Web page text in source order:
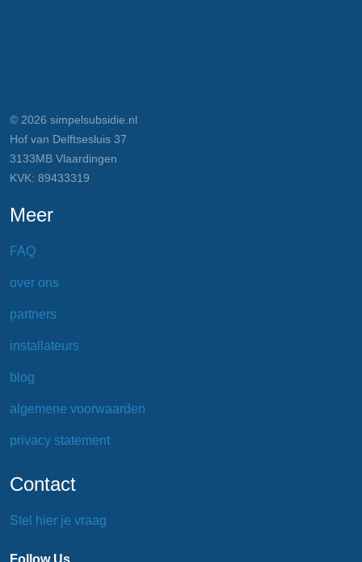
© 2026 simpelsubsidie.nl
Hof van Delftsesluis 37
3133MB Vlaardingen
KVK: 89433319
Meer
FAQ
over ons
partners
installateurs
blog
algemene voorwaarden
privacy statement
Contact
Stel hier je vraag